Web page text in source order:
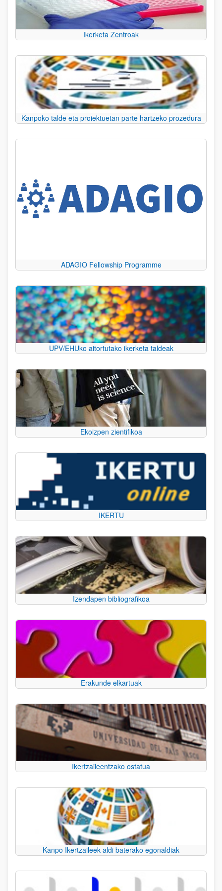
Ikerketa Zentroak
Kanpoko talde eta proiektuetan parte hartzeko prozedura
ADAGIO Fellowship Programme
UPV/EHUko aitortutako ikerketa taldeak
Ekoizpen zientifikoa
IKERTU
Izendapen bibliografikoa
Erakunde elkartuak
Ikertzaileentzako ostatua
Kanpo Ikertzaileek aldi baterako egonaldiak